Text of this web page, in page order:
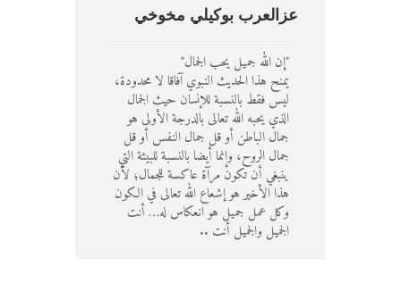
عزالعرب بوكيلي مخوخي
"إن الله جميل يحب الجمال"
يمنح هذا الحديث النبوي آفاقا لا محدودة،
ليس فقط بالنسبة للإنسان حيث الجمال
الذي يحبه الله تعالى بالدرجة الأولى هو
جمال الباطن أو قل جمال النفس أو قل
جمال الروح، وإنما أيضا بالنسبة للبيئة التي
ينبغي أن تكون مرآة عاكسة للجمال؛ لأن
هذا الأخير هو إشعاع الله تعالى في الكون
وكل عمل جميل هو انعكاس له… أنت
الجميل والجميل أنت ..